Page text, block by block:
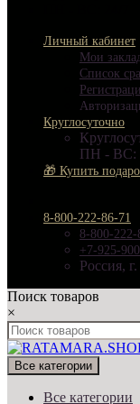
Личный кабинет
Мои
Список
Круглосуточно
ПН - ВС:
🎁 Купить
8-800-222-86-71
8-800-222-
+7-925-
Россия,
Поиск товаров
×
Все категории
Все категории